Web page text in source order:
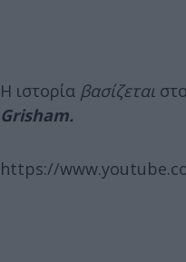
Η ιστορία βασίζεται στο
Grisham.
https://